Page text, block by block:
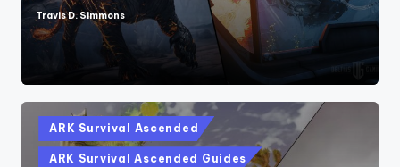
Posted
by
Travis D. Simmons
Posted
in
ARK Survival Ascended
ARK Survival Ascended Guides